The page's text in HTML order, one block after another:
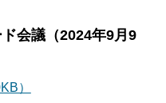
会議（2024年9月9
）